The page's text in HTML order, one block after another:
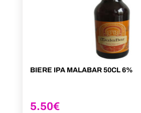
BIERE IPA MALABAR 50CL 6%
5.50€